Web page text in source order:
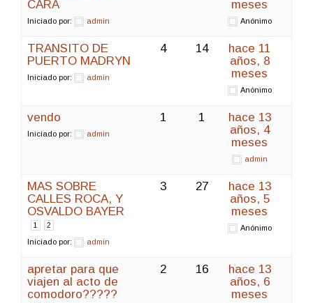
CARA
Iniciado por: admin
meses
Anónimo
TRANSITO DE
PUERTO MADRYN
Iniciado por: admin
4 14
hace 11
años, 8
meses
Anónimo
vendo
Iniciado por: admin
1 1
hace 13
años, 4
meses
admin
MAS SOBRE
CALLES ROCA, Y
OSVALDO BAYER
1 2
Iniciado por: admin
3 27
hace 13
años, 5
meses
Anónimo
apretar para que
viajen al acto de
comodoro?????
2 16
hace 13
años, 6
meses